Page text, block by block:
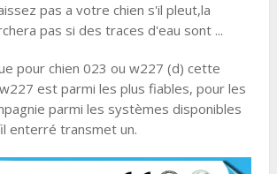
pas a votre chien s'il pleut,la
pas si des traces d'eau sont ...
pour chien 023 ou w227 (d) cette
est parmi les plus fiables, pour les
parmi les systèmes disponibles
enterré transmet un.